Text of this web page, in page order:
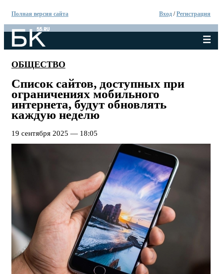
Полная версия сайта Вход /Регистрация
ОБЩЕСТВО
Список сайтов, доступных при
ограничениях мобильного
интернета, будут обновлять
каждую неделю
19 сентября 2025 — 18:05